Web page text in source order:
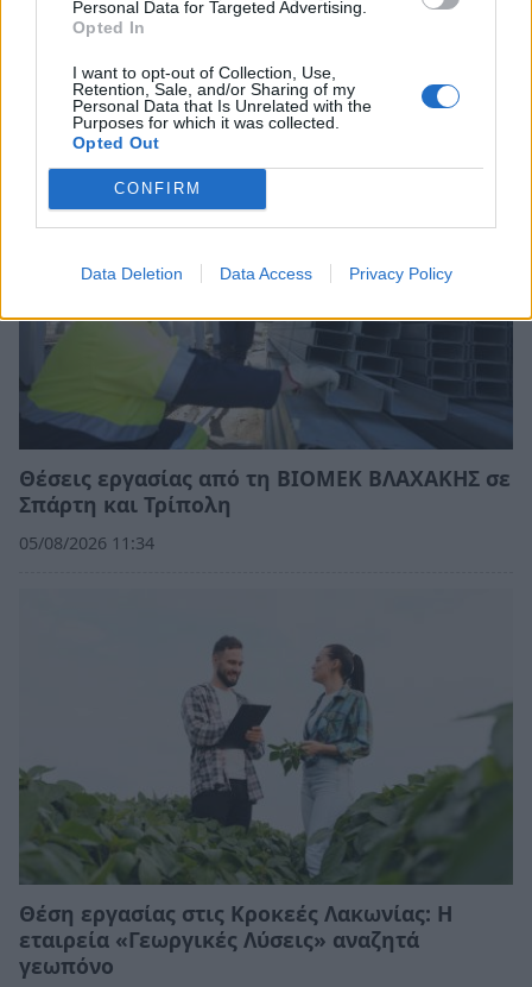
Personal Data for Targeted Advertising.
Opted In
I want to opt-out of Collection, Use,
Retention, Sale, and/or Sharing of my
Personal Data that Is Unrelated with the
Purposes for which it was collected.
Opted Out
CONFIRM
Data Deletion Data Access Privacy Policy
Η Γενική Ταχυδρομική αναζητά οδηγό
δικύκλου στη Σπάρτη
08/08/2026 10:18
Θέσεις εργασίας από τη ΒΙΟΜΕΚ ΒΛΑΧΑΚΗΣ σε
Σπάρτη και Τρίπολη
05/08/2026 11:34
Θέση εργασίας στις Κροκεές Λακωνίας: Η
εταιρεία «Γεωργικές Λύσεις» αναζητά
γεωπόνο